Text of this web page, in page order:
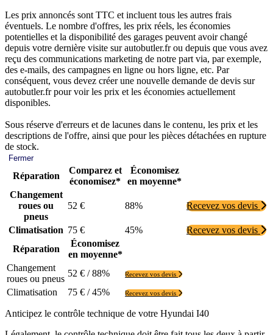
Les prix annoncés sont TTC et incluent tous les autres frais
éventuels. Le nombre d'offres, les prix réels, les économies
potentielles et la disponibilité des garages peuvent avoir changé
depuis votre dernière visite sur autobutler.fr ou depuis que vous avez
reçu des communications marketing de notre part via, par exemple,
des e-mails, des campagnes en ligne ou hors ligne, etc. Par
conséquent, vous devez créer une nouvelle demande de devis sur
autobutler.fr pour voir les prix et les économies actuellement
disponibles.
Sous réserve d'erreurs et de lacunes dans le contenu, les prix et les
descriptions de l'offre, ainsi que pour les pièces détachées en rupture
de stock.
Fermer
Réparation
Comparez et
économisez*
Économisez
en moyenne*
Changement
roues ou
pneus
52 € 88% Recevez vos devis
Climatisation 75 € 45%
Recevez vos devis
Réparation
Économisez
en moyenne*
Changement
roues ou pneus
52 € / 88% Recevez vos devis
Climatisation 75 € / 45% Recevez vos devis
Anticipez le contrôle technique de votre Hyundai I40